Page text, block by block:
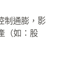
制通膨，影
（如：股